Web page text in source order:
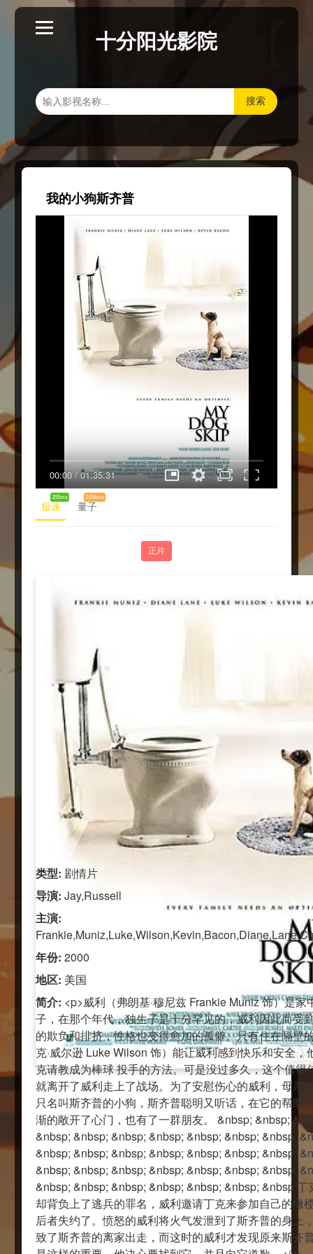
十分阳光影院
搜索
我的小狗斯齐普
00:00/01:35:31
极速
355ms
量子
1458ms
正片
类型: 剧情片
导演: Jay,Russell
主演:
年份: 2000
地区: 美国
简介: <p>威利（弗朗基·穆尼兹 Frankie Muniz 饰）是家
子，在那个年代，独生子是十分罕见的，威利因此而受
的欺负和排挤，性格也变得愈加的孤僻。只有住在隔壁
克·威尔逊 Luke Wilson 饰）能让威利感到快乐和安全，
克请教成为棒球 投手的方法。可是没过多久，这个值得
就离开了威利走上了战场。为了安慰伤心的威利，母亲
只名叫斯齐普的小狗，斯齐普聪明又听话，在它的帮助
渐的敞开了心门，也有了一群朋友。 &nbsp; &nbsp;
&nbsp; &nbsp; &nbsp; &nbsp; &nbsp; &nbsp; &nbsp;
&nbsp; &nbsp; &nbsp; &nbsp; &nbsp; &nbsp; &nbsp;
&nbsp; &nbsp; &nbsp; &nbsp; &nbsp; &nbsp; &nbsp;
&nbsp; &nbsp; &nbsp; &nbsp; &nbsp; &nbsp; &nbsp;丁
却背负上了逃兵的罪名，威利邀请丁克来参加自己的橄
后者失约了。愤怒的威利将火气发泄到了斯齐普的身上
致了斯齐普的离家出走，而这时的威利才发现原来斯齐